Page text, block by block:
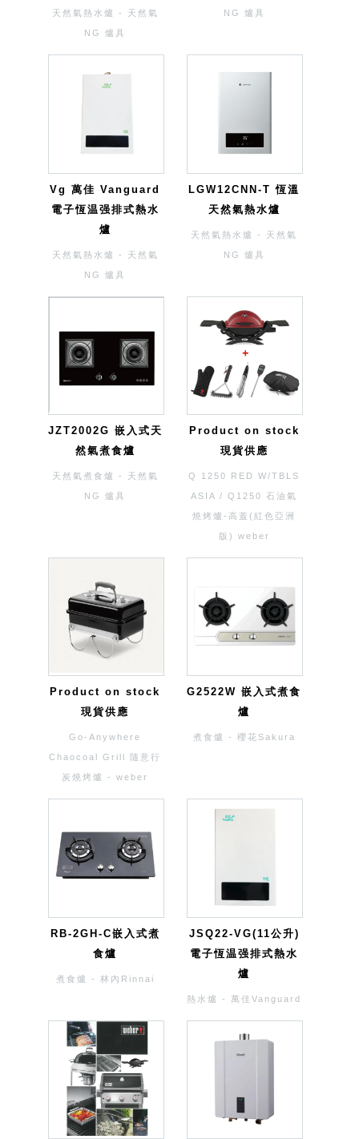
天然氣熱水爐 - 天然氣
NG 爐具
NG 爐具
Vg 萬佳 Vanguard
電子恆温强排式熱水
爐
天然氣熱水爐 - 天然氣
NG 爐具
LGW12CNN-T 恆溫
天然氣熱水爐
天然氣熱水爐 - 天然氣
NG 爐具
JZT2002G 嵌入式天
然氣煮食爐
天然氣煮食爐 - 天然氣
NG 爐具
Product on stock
現貨供應
Q 1250 RED W/TBLS
ASIA / Q1250 石油氣
燒烤爐-高蓋(紅色亞洲
版) weber
Product on stock
現貨供應
Go-Anywhere
Chaocoal Grill 隨意行
炭燒烤爐 - weber
G2522W 嵌入式煮食
爐
煮食爐 - 櫻花Sakura
RB-2GH-C嵌入式煮
食爐
煮食爐 - 林內Rinnai
JSQ22-VG(11公升)
電子恆温强排式熱水
爐
熱水爐 - 萬佳Vanguard